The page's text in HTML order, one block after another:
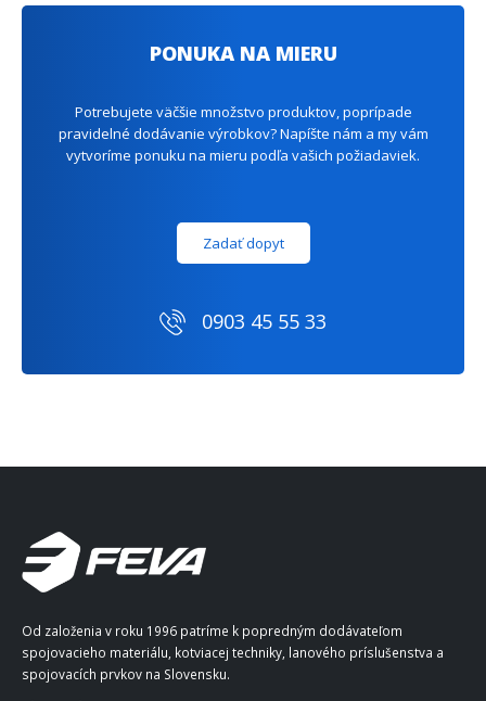
PONUKA NA MIERU
Potrebujete väčšie množstvo produktov, poprípade
pravidelné dodávanie výrobkov? Napíšte nám a my vám
vytvoríme ponuku na mieru podľa vašich požiadaviek.
Zadať dopyt
0903 45 55 33
Od založenia v roku 1996 patríme k popredným dodávateľom
spojovacieho materiálu, kotviacej techniky, lanového príslušenstva a
spojovacích prvkov na Slovensku.